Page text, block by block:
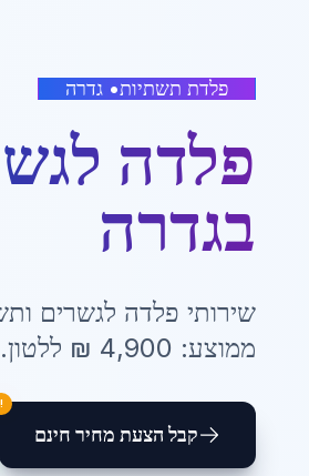
פלדת תשתיות• גדרה
פלדה
בגדרה
שירותי פלדה לגשרים
ממוצע: 4,900 ₪ ללטון.
קבל הצעת מחיר חינם
!